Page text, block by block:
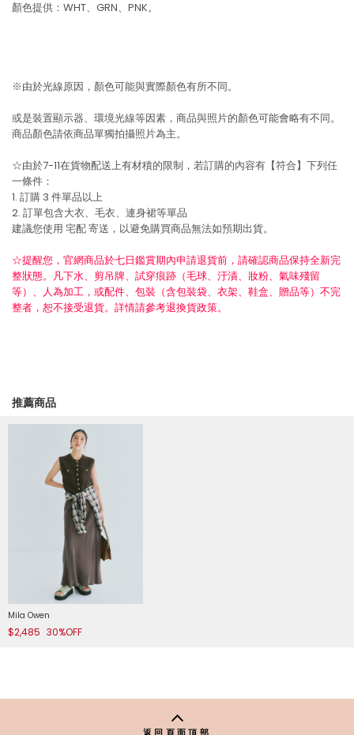
顏色提供：WHT、GRN、PNK。
※由於光線原因，顏色可能與實際顏色有所不同。
或是裝置顯示器、環境光線等因素，商品與照片的顏色可能會略有不同。
商品顏色請依商品單獨拍攝照片為主。
☆由於7-11在貨物配送上有材積的限制，若訂購的內容有【符合】下列任
一條件：
1. 訂購 3 件單品以上
2. 訂單包含大衣、毛衣、連身裙等單品
建議您使用 宅配寄送，以避免購買商品無法如預期出貨。
☆提醒您，官網商品於七日鑑賞期內申請退貨前，請確認商品保持全新完
整狀態。凡下水、剪吊牌、試穿痕跡（毛球、汙漬、妝粉、氣味殘留
等）、人為加工，或配件、包裝（含包裝袋、衣架、鞋盒、贈品等）不完
整者，恕不接受退貨。詳情請參考退換貨政策。
推薦商品
Mila Owen
$2,485 30%OFF